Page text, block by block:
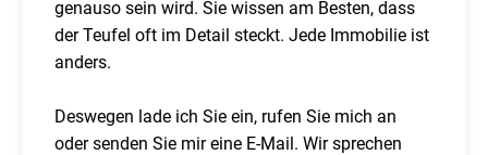
genauso sein wird. Sie wissen am Besten, dass
der Teufel oft im Detail steckt. Jede Immobilie ist
anders.
Deswegen lade ich Sie ein, rufen Sie mich an
oder senden Sie mir eine E-Mail. Wir sprechen